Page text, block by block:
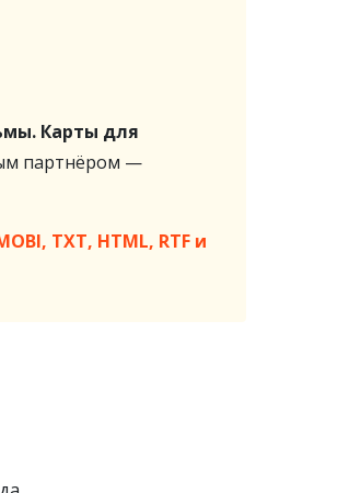
Карты для
партнёром —
TXT, HTML, RTF и